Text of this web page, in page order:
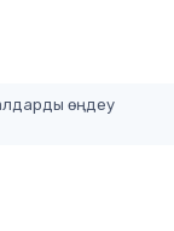
өңдеу